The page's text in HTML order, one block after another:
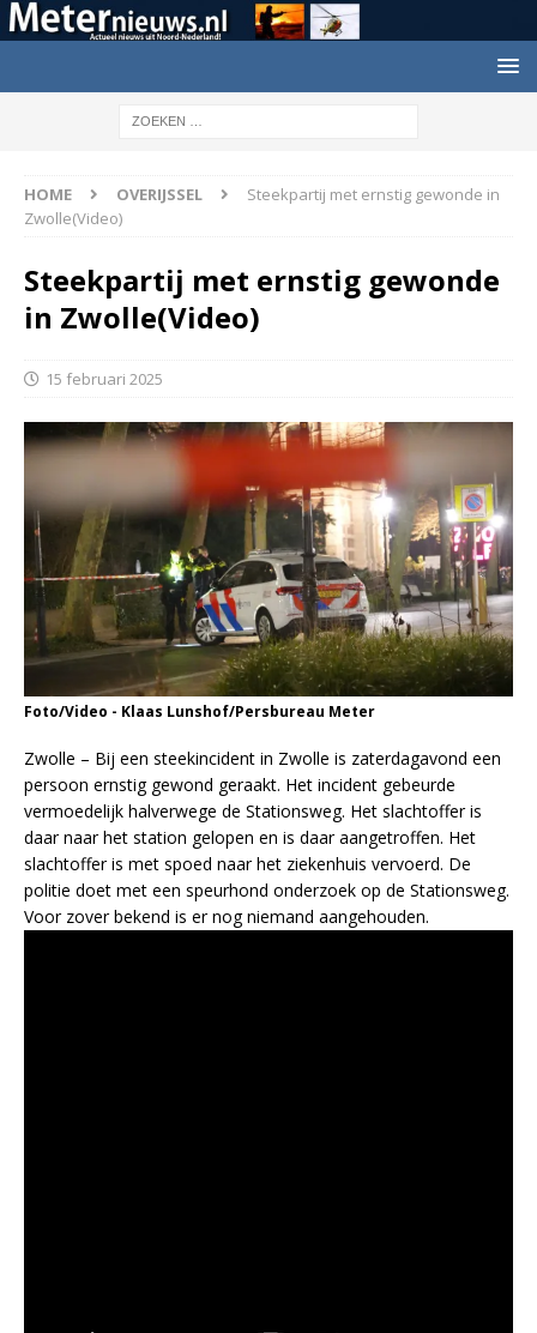
HOME OVERIJSSEL
Steekpartij met ernstig gewonde in
Zwolle(Video)
Steekpartij met ernstig gewonde
in Zwolle(Video)
15 februari 2025
Foto/Video - Klaas Lunshof/Persbureau Meter
Zwolle – Bij een steekincident in Zwolle is zaterdagavond een
persoon ernstig gewond geraakt. Het incident gebeurde
vermoedelijk halverwege de Stationsweg. Het slachtoffer is
daar naar het station gelopen en is daar aangetroffen. Het
slachtoffer is met spoed naar het ziekenhuis vervoerd. De
politie doet met een speurhond onderzoek op de Stationsweg.
Voor zover bekend is er nog niemand aangehouden.